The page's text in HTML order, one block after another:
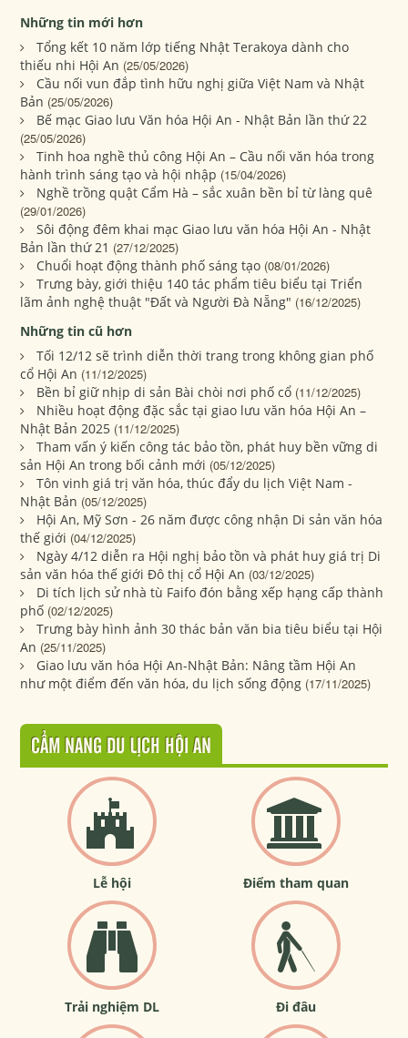
Những tin mới hơn
Tổng kết 10 năm lớp tiếng Nhật Terakoya dành cho
thiếu nhi Hội An (25/05/2026)
Cầu nối vun đắp tình hữu nghị giữa Việt Nam và Nhật
Bản (25/05/2026)
Bế mạc Giao lưu Văn hóa Hội An - Nhật Bản lần thứ 22
(25/05/2026)
Tinh hoa nghề thủ công Hội An – Cầu nối văn hóa trong
hành trình sáng tạo và hội nhập (15/04/2026)
Nghề trồng quật Cẩm Hà – sắc xuân bền bỉ từ làng quê
(29/01/2026)
Sôi động đêm khai mạc Giao lưu văn hóa Hội An - Nhật
Bản lần thứ 21 (27/12/2025)
Chuổi hoạt động thành phố sáng tạo (08/01/2026)
Trưng bày, giới thiệu 140 tác phẩm tiêu biểu tại Triển
lãm ảnh nghệ thuật "Đất và Người Đà Nẵng" (16/12/2025)
Những tin cũ hơn
Tối 12/12 sẽ trình diễn thời trang trong không gian phố
cổ Hội An (11/12/2025)
Bền bỉ giữ nhịp di sản Bài chòi nơi phố cổ (11/12/2025)
Nhiều hoạt động đặc sắc tại giao lưu văn hóa Hội An –
Nhật Bản 2025 (11/12/2025)
Tham vấn ý kiến công tác bảo tồn, phát huy bền vững di
sản Hội An trong bối cảnh mới (05/12/2025)
Tôn vinh giá trị văn hóa, thúc đẩy du lịch Việt Nam -
Nhật Bản (05/12/2025)
Hội An, Mỹ Sơn - 26 năm được công nhận Di sản văn hóa
thế giới (04/12/2025)
Ngày 4/12 diễn ra Hội nghị bảo tồn và phát huy giá trị Di
sản văn hóa thế giới Đô thị cổ Hội An (03/12/2025)
Di tích lịch sử nhà tù Faifo đón bằng xếp hạng cấp thành
phố (02/12/2025)
Trưng bày hình ảnh 30 thác bản văn bia tiêu biểu tại Hội
An (25/11/2025)
Giao lưu văn hóa Hội An-Nhật Bản: Nâng tầm Hội An
như một điểm đến văn hóa, du lịch sống động (17/11/2025)
CẨM NANG DU LỊCH HỘI AN
Lễ hội Điểm tham quan
Trải nghiệm DL Đi đâu